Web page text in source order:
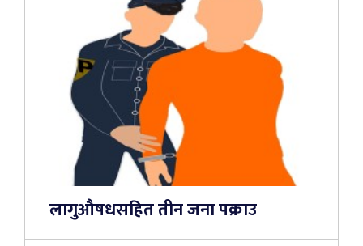
लागुऔषधसहित तीन जना पक्राउ